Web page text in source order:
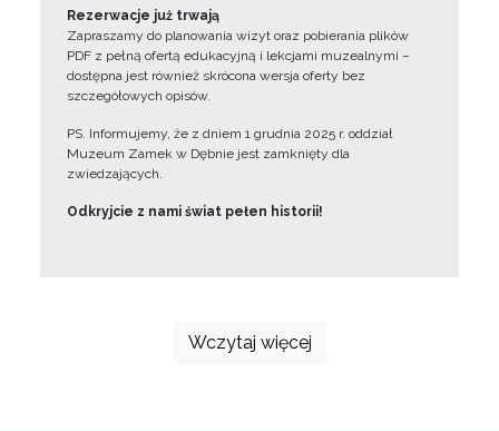
Rezerwacje już trwają
Zapraszamy do planowania wizyt oraz pobierania plików
PDF z pełną ofertą edukacyjną i lekcjami muzealnymi –
dostępna jest również skrócona wersja oferty bez
szczegółowych opisów.
PS. Informujemy, że z dniem 1 grudnia 2025 r. oddział
Muzeum Zamek w Dębnie jest zamknięty dla
zwiedzających.
Odkryjcie z nami świat pełen historii!
Wczytaj więcej